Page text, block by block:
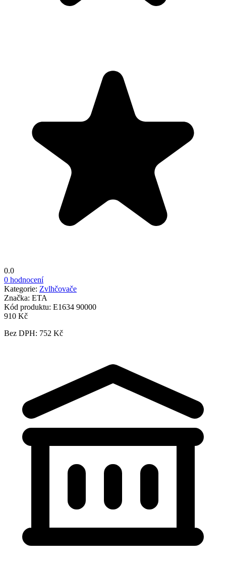
0.0
0 hodnocení
Kategorie: Zvlhčovače
Značka: ETA
Kód produktu: E1634 90000
910 Kč
Bez DPH: 752 Kč